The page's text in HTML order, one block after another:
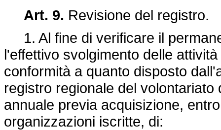
Art. 9. Revisione del registro.
1. Al fine di verificare il
l'effettivo svolgimento delle
conformità a quanto disposto
registro regionale del
annuale previa acquisizione,
organizzazioni iscritte, di: